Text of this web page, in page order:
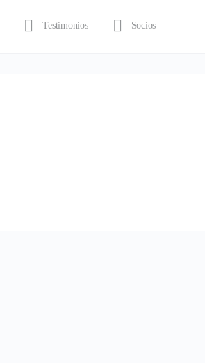
Testimonios Socios